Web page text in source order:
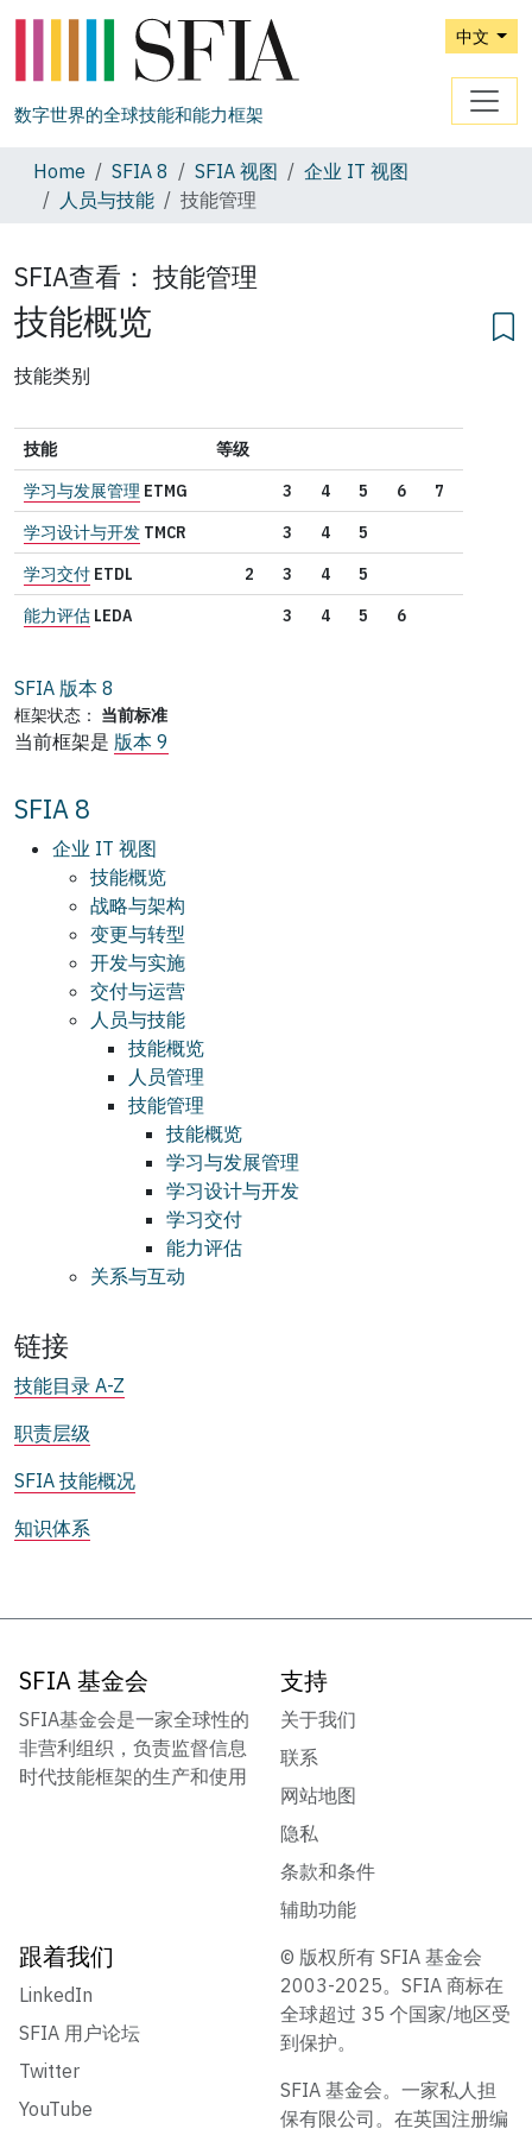
中文
数字世界的全球技能和能力框架
Home SFIA 8 SFIA 视图
企业 IT 视图
人员与技能
技能管理
SFIA查看： 技能管理
技能概览
技能类别
技能
等级
学习与发展管理 ETMG 3 4 5 6
7
学习设计与开发 TMCR 3 4
5
学习交付 ETDL 2 3 4
5
能力评估 LEDA 3 4 5 6
SFIA 版本 8
框架状态： 当前标准
当前框架是 版本 9
SFIA 8
企业 IT 视图
技能概览
战略与架构
变更与转型
开发与实施
交付与运营
人员与技能
技能概览
人员管理
技能管理
技能概览
学习与发展管理
学习设计与开发
学习交付
能力评估
关系与互动
链接
技能目录 A-Z
职责层级
SFIA 技能概况
知识体系
SFIA 基金会
SFIA基金会是一家全球性的
非营利组织，负责监督信息
时代技能框架的生产和使用
支持
关于我们
联系
网站地图
隐私
条款和条件
辅助功能
跟着我们
LinkedIn
SFIA 用户论坛
Twitter
YouTube
© 版权所有 SFIA 基金会
2003-2025。SFIA 商标在
全球超过 35 个国家/地区受
到保护。
SFIA 基金会。一家私人担
保有限公司。在英国注册编